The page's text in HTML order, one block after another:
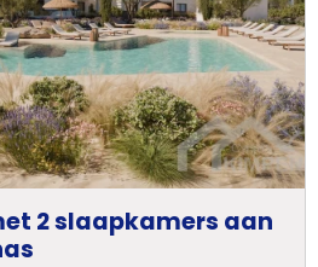
2 slaapkamers aan